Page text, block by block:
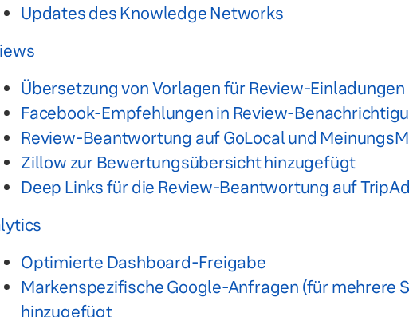
Updates des Knowledge Networks
Übersetzung von Vorlagen für Review-Einladungen
Facebook-Empfehlungen in Review-
Review-Beantwortung auf GoLocal und
Zillow zur Bewertungsübersicht hinzugefügt
Deep Links für die Review-Beantwortung auf
Optimierte Dashboard-Freigabe
Markenspezifische Google-Anfragen (für mehrere
hinzugefügt